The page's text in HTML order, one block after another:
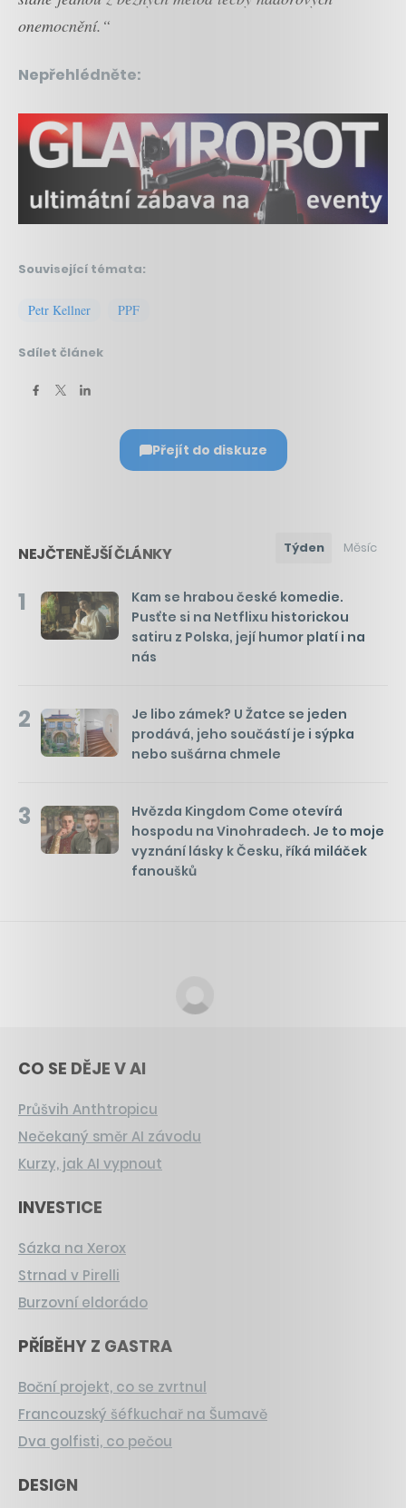
onemocnění.“
Nepřehlédněte:
Související témata:
Petr Kellner PPF
Sdílet článek
Přejít do diskuze
NEJČTENĚJŠÍ ČLÁNKY Týden Měsíc
1
Kam se hrabou české komedie.
Pusťte si na Netflixu historickou
satiru z Polska, její humor platí i na
nás
2
Je libo zámek? U Žatce se jeden
prodává, jeho součástí je i sýpka
nebo sušárna chmele
3
Hvězda Kingdom Come otevírá
hospodu na Vinohradech. Je to moje
vyznání lásky k Česku, říká miláček
fanoušků
CO SE DĚJE V AI
Průšvih Anthtropicu
Nečekaný směr AI závodu
Kurzy, jak AI vypnout
INVESTICE
Sázka na Xerox
Strnad v Pirelli
Burzovní eldorádo
PŘÍBĚHY Z GASTRA
Boční projekt, co se zvrtnul
Francouzský šéfkuchař na Šumavě
Dva golfisti, co pečou
DESIGN